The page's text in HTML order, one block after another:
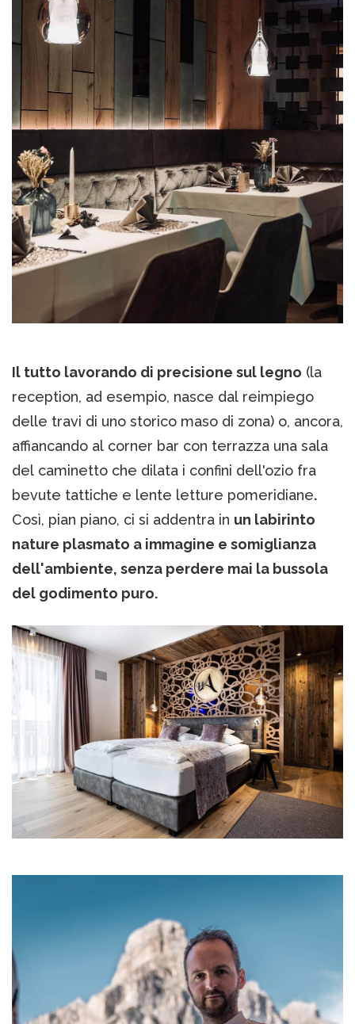
Il tutto lavorando di precisione sul legno (la
reception, ad esempio, nasce dal reimpiego
delle travi di uno storico maso di zona) o, ancora,
affiancando al corner bar con terrazza una sala
del caminetto che dilata i confini dell'ozio fra
bevute tattiche e lente letture pomeridiane.
Così, pian piano, ci si addentra in un labirinto
nature plasmato a immagine e somiglianza
dell'ambiente, senza perdere mai la bussola
del godimento puro.